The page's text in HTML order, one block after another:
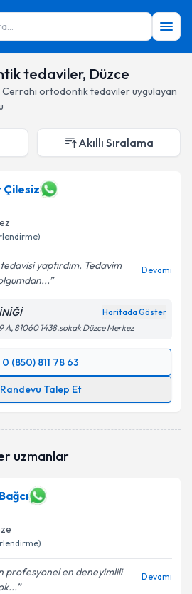
tedaviler, Düzce
Cerrahi ortodontik tedavileruygulayan
Akıllı Sıralama
Çilesiz
yaptırdım. Tedavim
Devamı
Haritada Göster
A, 81060 1438.sokak Düzce Merkez
0 (850) 811 78 63
Randevu Talep Et
Talebi
randevu almanız için bir
işlenmesine ilişkin
ve kişisel verilerimin belirtilen
kabul ediyorum.
uzmanlar
profesyonel en deneyimlili
Devamı